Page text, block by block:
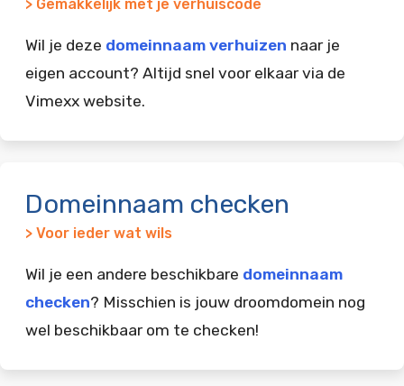
> Gemakkelijk met je verhuiscode
Wil je deze domeinnaam verhuizen naar je
eigen account? Altijd snel voor elkaar via de
Vimexx website.
Domeinnaam checken
> Voor ieder wat wils
Wil je een andere beschikbare domeinnaam
checken? Misschien is jouw droomdomein nog
wel beschikbaar om te checken!